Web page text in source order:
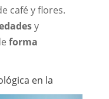
café y flores.
y
forma
en la